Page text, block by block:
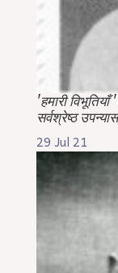
'हमारी
सर्वश्रेष्ठ
29 Jul 21